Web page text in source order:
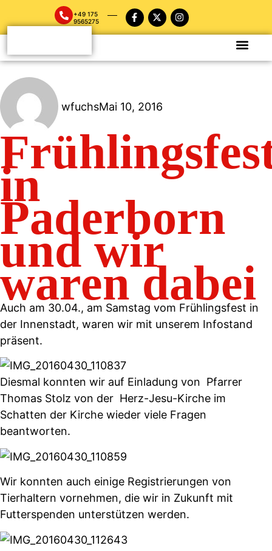
+49 175
9565275
wfuchsMai 10, 2016
in
Paderborn
und wir
waren dabei
Auch am 30.04., am Samstag vom Frühlingsfest in
der Innenstadt, waren wir mit unserem Infostand
präsent.
Diesmal konnten wir auf Einladung von Pfarrer
Thomas Stolz von der Herz-Jesu-Kirche im
Schatten der Kirche wieder viele Fragen
beantworten.
Wir konnten auch einige Registrierungen von
Tierhaltern vornehmen, die wir in Zukunft mit
Futterspenden unterstützen werden.